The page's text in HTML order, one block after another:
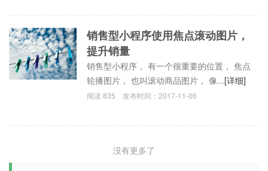
销售型小程序使用焦点滚动图片，
提升销量
销售型小程序， 有一个很重要的位置， 焦点
轮播图片， 也叫滚动商品图片， 像...[详细]
阅读835 发布时间：2017-11-06
没有更多了